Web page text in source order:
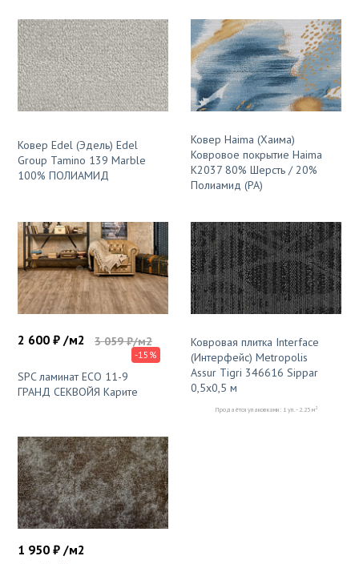
Ковер Edel (Эдель) Edel
Group Tamino 139 Marble
100% ПОЛИАМИД
Ковер Haima (Хаима)
Ковровое покрытие Haima
К2037 80% Шерсть / 20%
Полиамид (PA)
2 600 ₽ /м2 3 059 ₽/м2
-15%
SPC ламинат ЕСО 11-9
ГРАНД СЕКВОЙЯ Карите
Ковровая плитка Interface
(Интерфейс) Metropolis
Assur Tigri 346616 Sippar
0,5x0,5 м
Продаётся упаковками: 1 уп. - 2.23 м2
1 950 ₽ /м2